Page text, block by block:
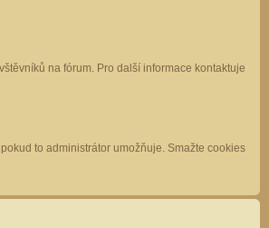
na fórum. Pro další informace kontaktuje
to administrátor umožňuje. Smažte cookies